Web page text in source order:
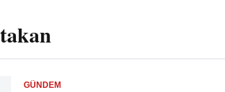
GÜNDEM